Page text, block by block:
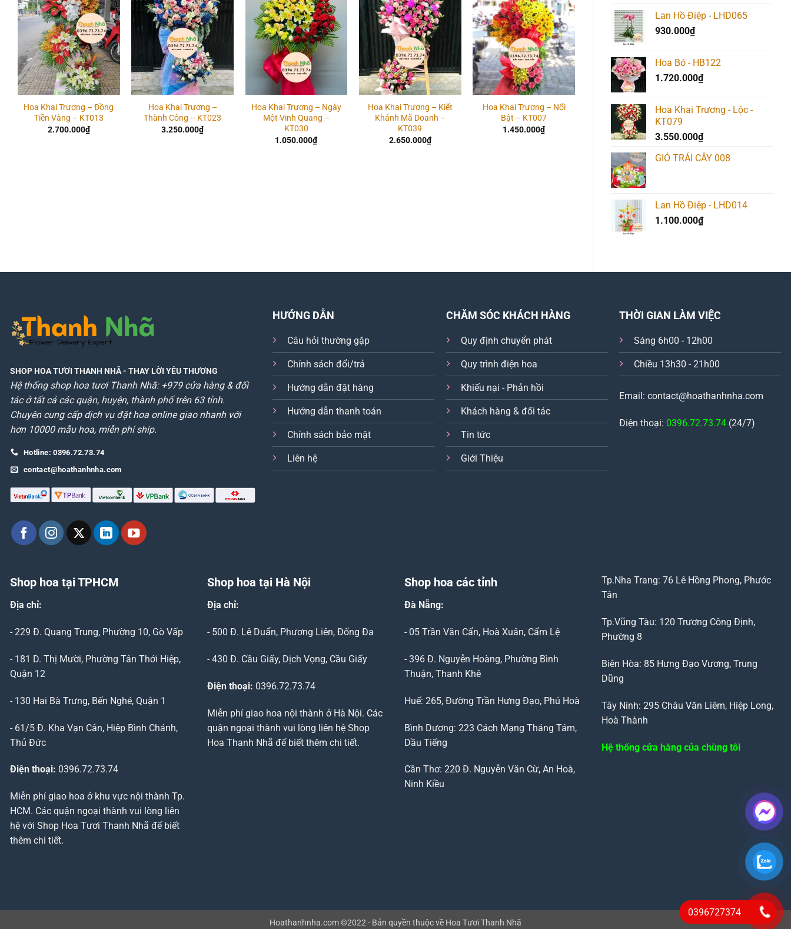
Lan Hồ Điệp - LHD065
930.000₫
Hoa Bó - HB122
1.720.000₫
Hoa Khai Trương - Lộc -
KT079
3.550.000₫
GIỎ TRÁI CÂY 008
Lan Hồ Điệp - LHD014
1.100.000₫
Add to
wishlist
Hoa Khai Trương – Đồng
Tiền Vàng – KT013
2.700.000₫
Add to
wishlist
Hoa Khai Trương –
Thành Công – KT023
3.250.000₫
Add to
wishlist
Hoa Khai Trương – Ngày
Một Vinh Quang –
KT030
1.050.000₫
Add to
wishlist
Hoa Khai Trương – Kiết
Khánh Mã Doanh –
KT039
2.650.000₫
Add to
wishlist
Hoa Khai Trương – Nổi
Bật – KT007
1.450.000₫
wishlist
Hoa Khai Trương –
Thịnh Vượng – KT002
2.450.000
Hoa Khai Trương –
Thành Công Ngập Lối
SHOP HOA TƯƠI THANH NHÃ- THAY LỜI YÊU THƯƠNG
Hệ thống shop hoa tươi Thanh Nhã: +979 cửa hàng & đối
tác ở tất cả các quận, huyện, thành phố trên 63 tỉnh.
Chuyên cung cấp dịch vụ đặt hoa online giao nhanh với
hơn 10000 mẫu hoa, miễn phí ship.
Hotline: 0396.72.73.74
contact@hoathanhnha.com
HƯỚNG DẪN
Câu hỏi thường gặp
Chính sách đổi/trả
Hướng dẫn đặt hàng
Hướng dẫn thanh toán
Chính sách bảo mật
Liên hệ
CHĂM SÓC KHÁCH HÀNG
Quy định chuyển phát
Quy trình điện hoa
Khiếu nại - Phản hồi
Khách hàng & đối tác
Tin tức
Giới Thiệu
THỜI GIAN LÀM VIỆC
Sáng 6h00 - 12h00
Chiều 13h30 - 21h00
Email: contact@hoathanhnha.com
Điện thoại: 0396.72.73.74 (24/7)
Shop hoa tại TPHCM
Địa chỉ:
- 229 Đ. Quang Trung, Phường 10, Gò Vấp
- 181 D. Thị Mười, Phường Tân Thới Hiệp,
Quận 12
- 130 Hai Bà Trưng, Bến Nghé, Quận 1
- 61/5 Đ. Kha Vạn Cân, Hiệp Bình Chánh,
Thủ Đức
Điện thoại: 0396.72.73.74
Miễn phí giao hoa ở khu vực nội thành Tp.
HCM. Các quận ngoại thành vui lòng liên
hệ với Shop Hoa Tươi Thanh Nhã để biết
thêm chi tiết.
Shop hoa tại Hà Nội
Địa chỉ:
- 500 Đ. Lê Duẩn, Phương Liên, Đống Đa
- 430 Đ. Cầu Giấy, Dịch Vọng, Cầu Giấy
Điện thoại: 0396.72.73.74
Miễn phí giao hoa nội thành ở Hà Nội. Các
quận ngoại thành vui lòng liên hệ Shop
Hoa Thanh Nhã để biết thêm chi tiết.
Shop hoa các tỉnh
Đà Nẵng:
- 05 Trần Văn Cẩn, Hoà Xuân, Cẩm Lệ
- 396 Đ. Nguyễn Hoàng, Phường Bình
Thuận, Thanh Khê
Huế: 265, Đường Trần Hưng Đạo, Phú Hoà
Bình Dương: 223 Cách Mạng Tháng Tám,
Dầu Tiếng
Cần Thơ: 220 Đ. Nguyễn Văn Cừ, An Hoà,
Ninh Kiều
Tp.Nha Trang: 76 Lê Hồng Phong, Phước
Tân
Tp.Vũng Tàu: 120 Trương Công Định,
Phường 8
Biên Hòa: 85 Hưng Đạo Vương, Trung
Dũng
Tây Ninh: 295 Châu Văn Liêm, Hiệp Long,
Hoà Thành
Hệ thống cửa hàng của chùng tôi
Hoathanhnha.com ©2022 - Bản quyền thuộc về Hoa Tươi Thanh Nhã
0396727374